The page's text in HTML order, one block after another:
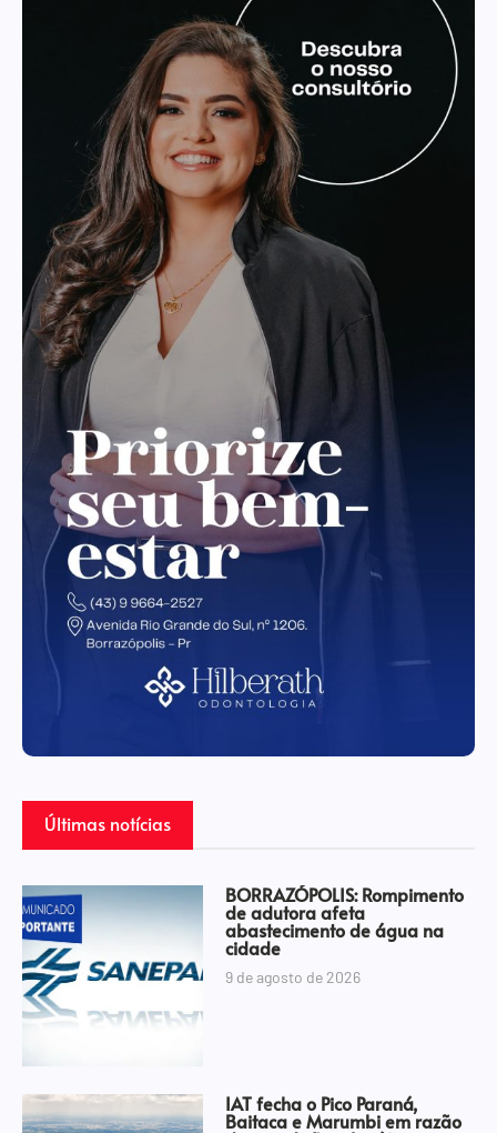
Últimas notícias
BORRAZÓPOLIS: Rompimento
de adutora afeta
abastecimento de água na
cidade
9 de agosto de 2026
IAT fecha o Pico Paraná,
Baitaca e Marumbi em razão